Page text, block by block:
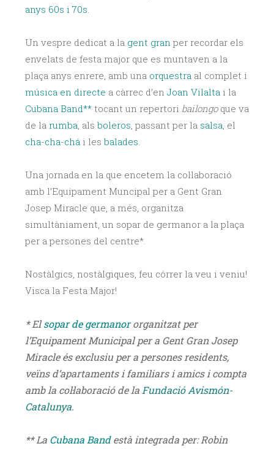
anys 60s i 70s.
Un vespre dedicat a la gent gran per recordar els
envelats de festa major que es muntaven a la
plaça anys enrere, amb una orquestra al complet i
música en directe a càrrec d’en Joan Vilalta i la
Cubana Band** tocant un repertori bailongoque va
de la rumba, als boleros, passant per la salsa, el
cha-cha-chá i les balades.
Una jornada en la que encetem la col·laboració
amb l’Equipament Muncipal per a Gent Gran
Josep Miracle que, a més, organitza
simultàniament, un sopar de germanor a la plaça
per a persones del centre*.
Nostàlgics, nostàlgiques, feu córrer la veu i veniu!
Visca la Festa Major!
* Elsopar de germanororganitzat per
l’Equipament Municipal per a Gent Gran Josep
Miracle és exclusiu per a persones residents,
veïns d’apartaments i familiars i amics i compta
amb la col·laboració de laFundació Avismón-
Catalunya.
** La Cubana Bandestà integrada per: Robin